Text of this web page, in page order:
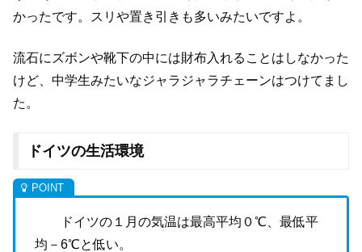
かったです。スリや置き引きも多いみたいですよ。
流石にズボンや靴下の中には財布入れることはしなかった
けど、中学生みたいなジャラジャラチェーンはつけてまし
た。
ドイツの生活環境
ドイツの１月の気温は最高平均０℃ 、最低平
均－ 6℃と低い。